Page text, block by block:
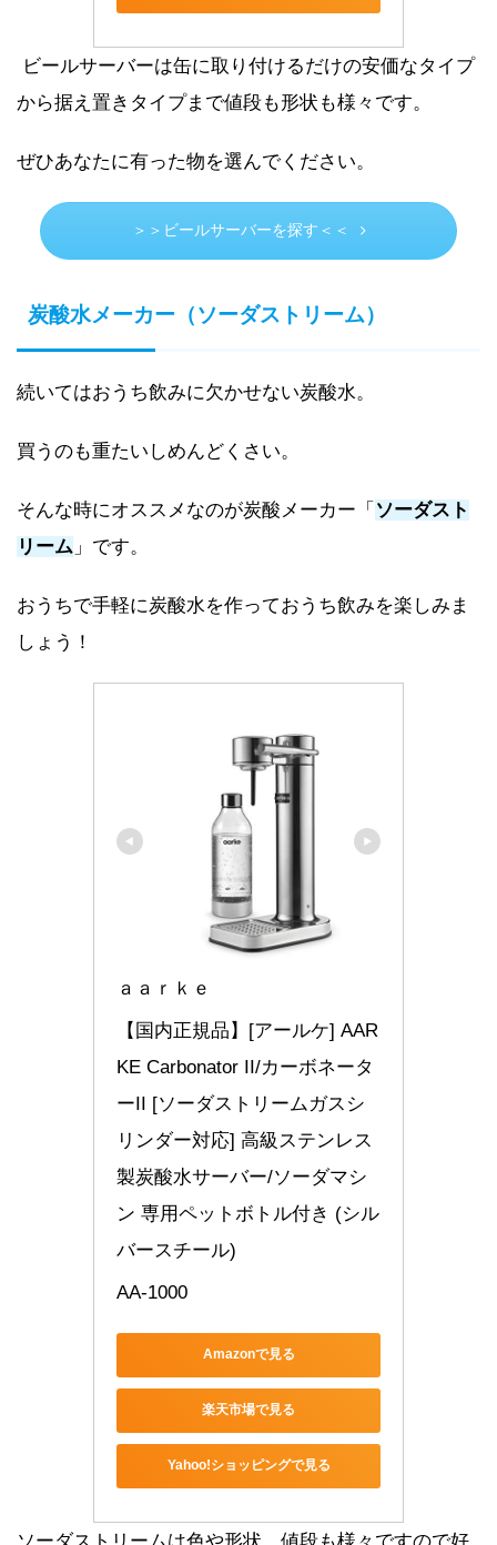
ビールサーバーは缶に取り付けるだけの安価なタイプ
から据え置きタイプまで値段も形状も様々です。
ぜひあなたに有った物を選んでください。
＞＞ビールサーバーを探す＜＜
炭酸水メーカー（ソーダストリーム）
続いてはおうち飲みに欠かせない炭酸水。
買うのも重たいしめんどくさい。
そんな時にオススメなのが炭酸メーカー「 ソーダスト
リーム 」です。
おうちで手軽に炭酸水を作っておうち飲みを楽しみま
しょう！
ａａｒｋｅ
【国内正規品】[アールケ] AAR
KE Carbonator II/カーボネータ
ーII [ソーダストリームガスシ
リンダー対応] 高級ステンレス
製炭酸水サーバー/ソーダマシ
ン 専用ペットボトル付き (シル
バースチール)
AA-1000
Amazonで見る
楽天市場で見る
Yahoo!ショッピングで見る